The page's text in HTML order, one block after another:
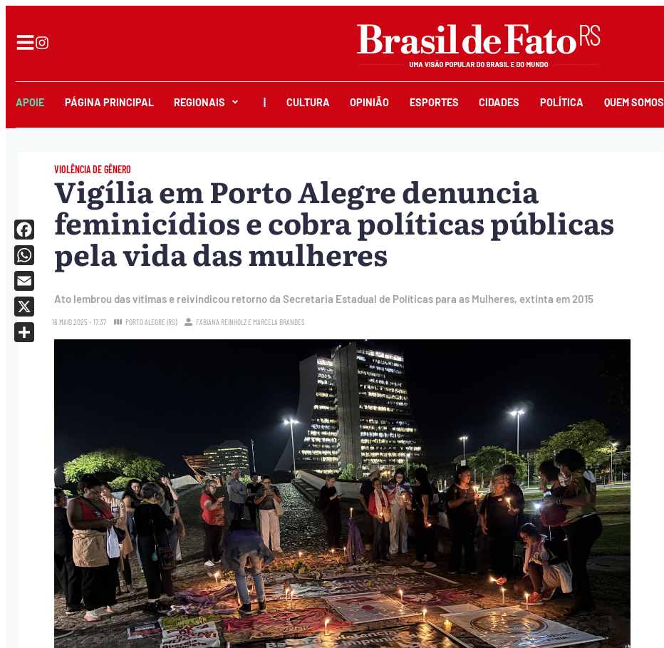
APOIE PÁGINA PRINCIPAL REGIONAIS CULTURA OPINIÃO ESPORTES CIDADES POLÍTICA QUEM SOMOS
VIOLÊNCIA DE GÊNERO
Vigília em Porto Alegre denuncia
feminicídios e cobra políticas públicas
pela vida das mulheres
Ato lembrou das vítimas e reivindicou retorno da Secretaria Estadual de Políticas para as Mulheres, extinta em 2015
16.MAIO.2025 - 17:37 PORTO ALEGRE (RS) FABIANA REINHOLZ E MARCELA BRANDES
Facebook
WhatsApp
Email
X